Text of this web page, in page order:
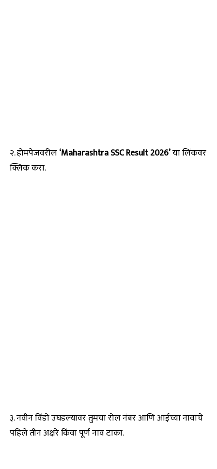
२. होमपेजवरील‘Maharashtra SSC Result 2026’या लिंकवर
क्लिक करा.
३. नवीन विंडो उघडल्यावर तुमचा रोल नंबर आणि आईच्या नावाचे
पहिले तीन अक्षरे किंवा पूर्ण नाव टाका.